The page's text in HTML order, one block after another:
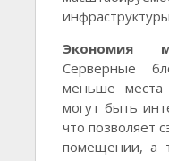
Экономия
Серверные
меньше
могут быть
что позволяет
помещении, а